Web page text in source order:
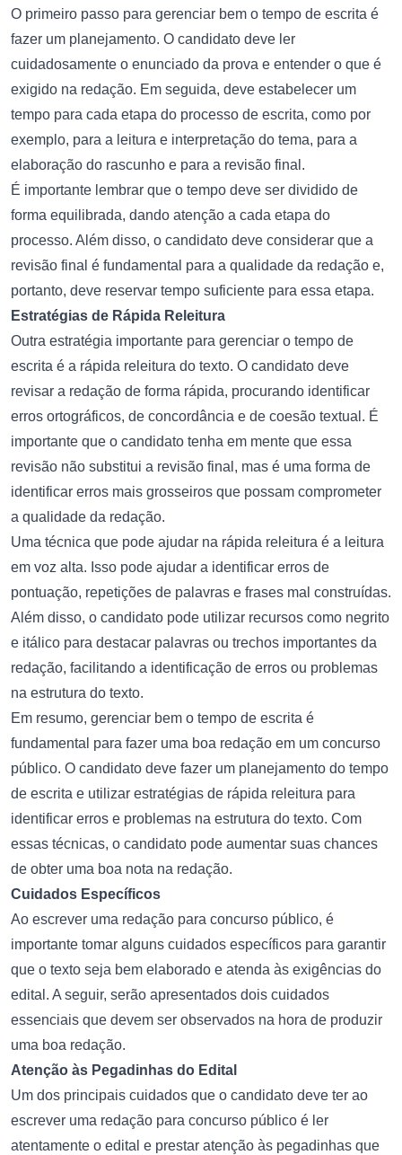
O primeiro passo para gerenciar bem o tempo de escrita é
fazer um planejamento. O candidato deve ler
cuidadosamente o enunciado da prova e entender o que é
exigido na redação. Em seguida, deve estabelecer um
tempo para cada etapa do processo de escrita, como por
exemplo, para a leitura e interpretação do tema, para a
elaboração do rascunho e para a revisão final.
É importante lembrar que o tempo deve ser dividido de
forma equilibrada, dando atenção a cada etapa do
processo. Além disso, o candidato deve considerar que a
revisão final é fundamental para a qualidade da redação e,
portanto, deve reservar tempo suficiente para essa etapa.
Estratégias de Rápida Releitura
Outra estratégia importante para gerenciar o tempo de
escrita é a rápida releitura do texto. O candidato deve
revisar a redação de forma rápida, procurando identificar
erros ortográficos, de concordância e de coesão textual. É
importante que o candidato tenha em mente que essa
revisão não substitui a revisão final, mas é uma forma de
identificar erros mais grosseiros que possam comprometer
a qualidade da redação.
Uma técnica que pode ajudar na rápida releitura é a leitura
em voz alta. Isso pode ajudar a identificar erros de
pontuação, repetições de palavras e frases mal construídas.
Além disso, o candidato pode utilizar recursos como negrito
e itálico para destacar palavras ou trechos importantes da
redação, facilitando a identificação de erros ou problemas
na estrutura do texto.
Em resumo, gerenciar bem o tempo de escrita é
fundamental para fazer uma boa redação em um concurso
público. O candidato deve fazer um planejamento do tempo
de escrita e utilizar estratégias de rápida releitura para
identificar erros e problemas na estrutura do texto. Com
essas técnicas, o candidato pode aumentar suas chances
de obter uma boa nota na redação.
Cuidados Específicos
Ao escrever uma redação para concurso público, é
importante tomar alguns cuidados específicos para garantir
que o texto seja bem elaborado e atenda às exigências do
edital. A seguir, serão apresentados dois cuidados
essenciais que devem ser observados na hora de produzir
uma boa redação.
Atenção às Pegadinhas do Edital
Um dos principais cuidados que o candidato deve ter ao
escrever uma redação para concurso público é ler
atentamente o edital e prestar atenção às pegadinhas que